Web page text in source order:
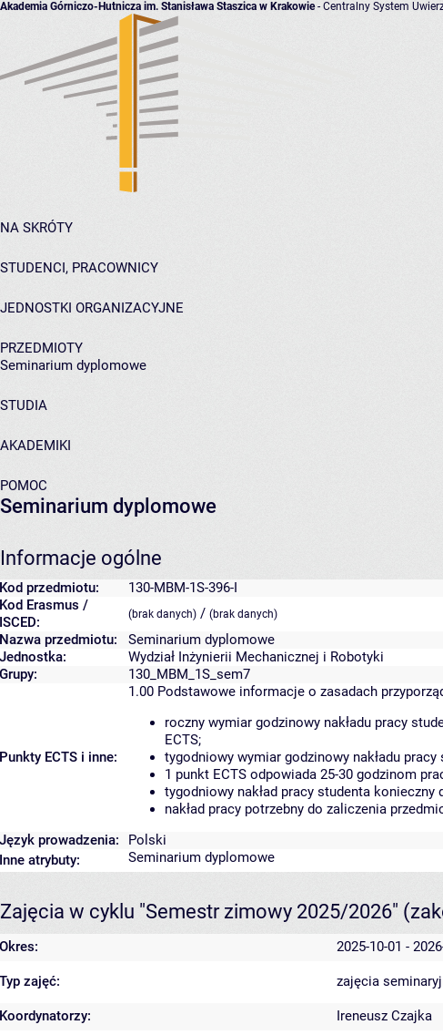
Akademia Górniczo-Hutnicza im. Stanisława Staszica w Krakowie- Centralny System
NA SKRÓTY
STUDENCI, PRACOWNICY
JEDNOSTKI ORGANIZACYJNE
PRZEDMIOTY
Seminarium dyplomowe
STUDIA
AKADEMIKI
POMOC
Seminarium dyplomowe
Informacje ogólne
Kod przedmiotu:
130-MBM-1S-396-I
Kod Erasmus /
ISCED:
(brak danych) / (brak danych)
Nazwa przedmiotu:
Seminarium dyplomowe
Jednostka:
Wydział Inżynierii Mechanicznej i Robotyki
Grupy:
130_MBM_1S_sem7
Punkty ECTS i inne:
1.00 Podstawowe informacje o zasadach
roczny wymiar godzinowy nakładu pracy
ECTS;
tygodniowy wymiar godzinowy nakładu
1 punkt ECTS odpowiada 25-30 godzinom
tygodniowy nakład pracy studenta
nakład pracy potrzebny do zaliczenia
Język prowadzenia:
Polski
Inne atrybuty:
Seminarium dyplomowe
Zajęcia w cyklu "Semestr zimowy 2025/2026"
Okres: 2025-10-01 -
Typ zajęć: zajęcia
Koordynatorzy:
Ireneusz Czajka